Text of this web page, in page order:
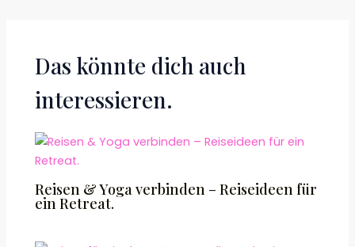
Das könnte dich auch
interessieren.
Reisen & Yoga verbinden – Reiseideen für
ein Retreat.